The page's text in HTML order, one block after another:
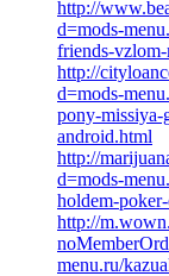
http://
d=mods-
friends-
http://
d=mods-
pony-missiya-
android.html
http://
d=mods-
holdem-
http://
menu.ru/